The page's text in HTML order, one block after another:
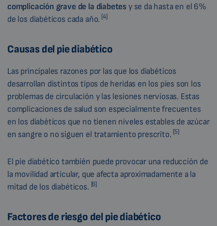
complicación grave de la diabetesy se da hasta en el 6%
de los diabéticos cada año. [4]
Causas del pie diabético
Las principales razones por las que los diabéticos
desarrollan distintos tipos de heridas en los pies son los
problemas de circulación y las lesiones nerviosas. Estas
complicaciones de salud son especialmente frecuentes
en los diabéticos que no tienen niveles estables de azúcar
en sangre o no siguen el tratamiento prescrito. [5]
El pie diabético también puede provocar una reducción de
la movilidad articular, que afecta aproximadamente a la
mitad de los diabéticos. [6]
Factores de riesgo del pie diabético